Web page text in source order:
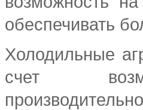
обеспечивать
Холодильные
счет